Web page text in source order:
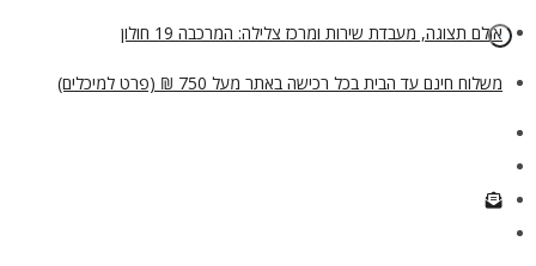
אולם תצוגה, מעבדת שירות ומרכז צלילה: המרכבה 19 חולון
משלוח חינם עד הבית בכל רכישה באתר מעל 750 ₪ (פרט למיכלים)